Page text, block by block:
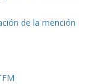
de la mención